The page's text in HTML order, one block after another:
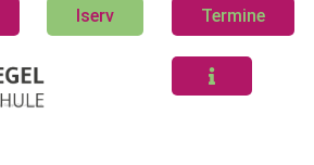
Iserv Termine